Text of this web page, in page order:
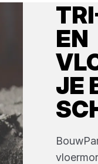
EN
JE